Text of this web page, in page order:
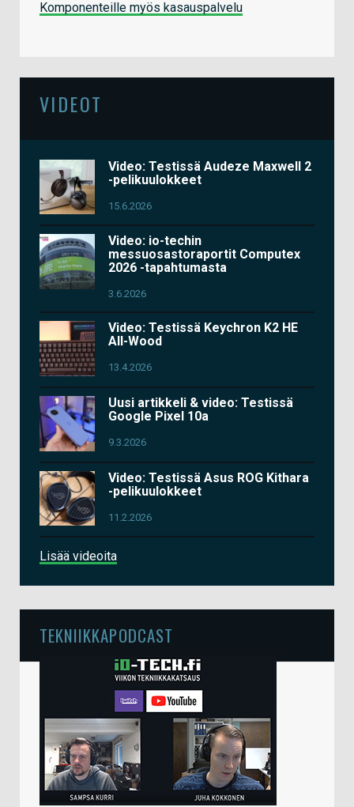
Komponenteille myös kasauspalvelu
VIDEOT
Video: Testissä Audeze Maxwell 2
-pelikuulokkeet
15.6.2026
Video: io-techin
messuosastoraportit Computex
2026 -tapahtumasta
3.6.2026
Video: Testissä Keychron K2 HE
All-Wood
13.4.2026
Uusi artikkeli & video: Testissä
Google Pixel 10a
9.3.2026
Video: Testissä Asus ROG Kithara
-pelikuulokkeet
11.2.2026
Lisää videoita
TEKNIIKKAPODCAST